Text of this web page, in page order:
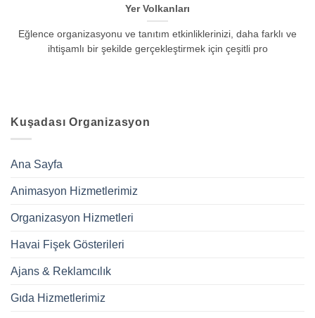
Yer Volkanları
Eğlence organizasyonu ve tanıtım etkinliklerinizi, daha farklı ve
ihtişamlı bir şekilde gerçekleştirmek için çeşitli pro
Kuşadası Organizasyon
Ana Sayfa
Animasyon Hizmetlerimiz
Organizasyon Hizmetleri
Havai Fişek Gösterileri
Ajans & Reklamcılık
Gıda Hizmetlerimiz